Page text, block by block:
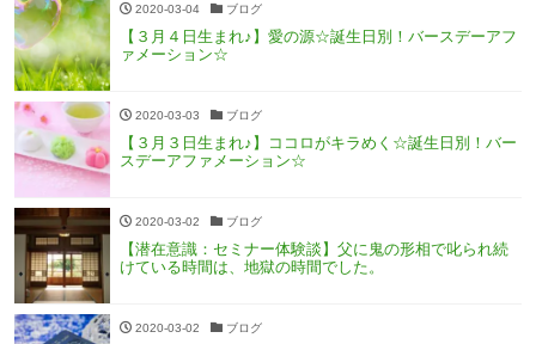
2020-03-04 ブログ
【３月４日生まれ♪】愛の源☆誕生日別！バースデーアフ
ァメーション☆
2020-03-03 ブログ
【３月３日生まれ♪】ココロがキラめく☆誕生日別！バー
スデーアファメーション☆
2020-03-02 ブログ
【潜在意識：セミナー体験談】父に鬼の形相で叱られ続
けている時間は、地獄の時間でした。
2020-03-02 ブログ